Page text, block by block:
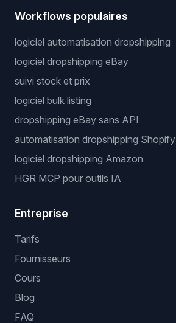
Workflows populaires
logiciel automatisation dropshipping
logiciel dropshipping eBay
suivi stock et prix
logiciel bulk listing
dropshipping eBay sans API
automatisation dropshipping Shopify
logiciel dropshipping Amazon
HGR MCP pour outils IA
Entreprise
Tarifs
Fournisseurs
Cours
Blog
FAQ